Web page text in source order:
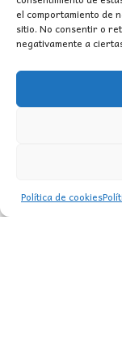
el comportamiento de
sitio. No consentir o
negativamente a
Política de cookies
WhatsApp
TikTok